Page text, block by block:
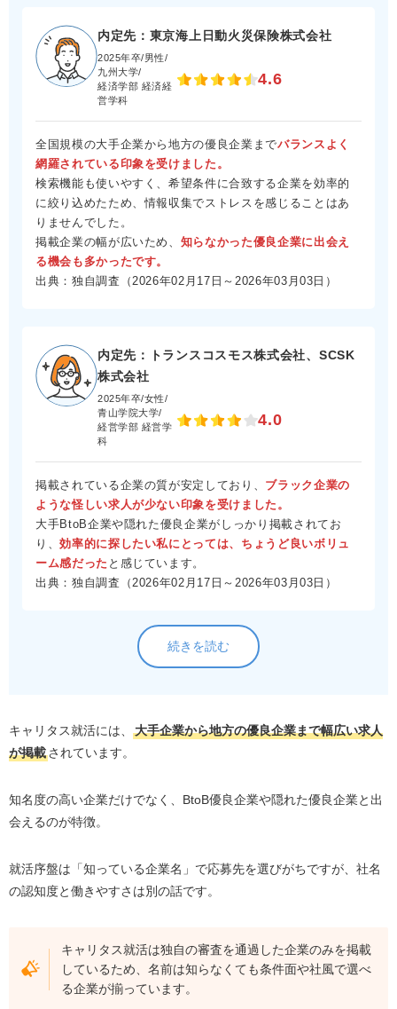
内定先：東京海上日動火災保険株式会社
2025年卒/男性/
九州大学/
経済学部 経済経
営学科
4.6
全国規模の大手企業から地方の優良企業までバランスよく
網羅されている印象を受けました。
検索機能も使いやすく、希望条件に合致する企業を効率的
に絞り込めたため、情報収集でストレスを感じることはあ
りませんでした。
掲載企業の幅が広いため、 知らなかった優良企業に出会え
る機会も多かったです。
出典：独自調査（2026年02月17日～2026年03月03日）
内定先：トランスコスモス株式会社、SCSK
株式会社
2025年卒/女性/
青山学院大学/
経営学部 経営学
科
4.0
掲載されている企業の質が安定しており、 ブラック企業の
ような怪しい求人が少ない印象を受けました。
大手BtoB企業や隠れた優良企業がしっかり掲載されてお
り、効率的に探したい私にとっては、ちょうど良いボリュ
ーム感だった と感じています。
出典：独自調査（2026年02月17日～2026年03月03日）
続きを読む
キャリタス就活には、
大手企業から地方の優良企業まで幅広い求人
が掲載されています。
知名度の高い企業だけでなく、BtoB優良企業や隠れた優良企業と出
会えるのが特徴。
就活序盤は「知っている企業名」で応募先を選びがちですが、社名
の認知度と働きやすさは別の話です。
キャリタス就活は独自の審査を通過した企業のみを掲載
しているため、名前は知らなくても条件面や社風で選べ
る企業が揃っています。